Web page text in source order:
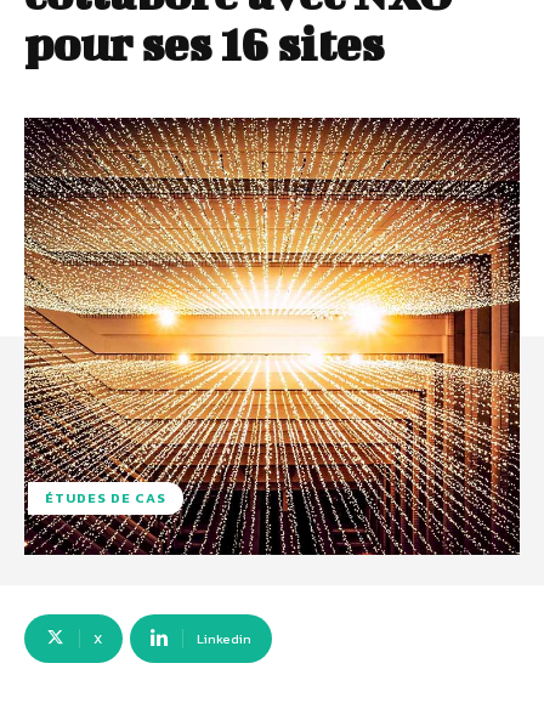
pour ses 16 sites
ÉTUDES DE CAS
X Linkedin